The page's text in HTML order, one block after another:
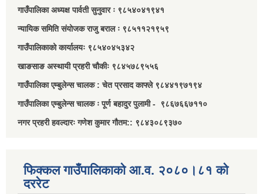
गाउँपालिका अध्यक्ष पार्वती सुनुवार ः ९८५४०४१९४१
न्यायिक समिति संयोजक राजु बराल ः ९८५११२१९५९
गाउँपालिकाको कार्यालयः ९८५४०४५३४२
खाङसाङ अस्थायी प्रहरी चौकीः ९८४५७८९५५६
गाउँपालिका एम्बुलेन्स चालक : चेत प्रसाद काफ्ले ९८४४१९७१९४
गाउँपालिका एम्बुलेन्स चालक ः पूर्ण बहादुर पुलामी - ९८६७६६७११०
नगर प्रहरी हवल्दारः गणेश कुमार गौतम:: ९८४३०८९३७०
फिक्कल गाउँपालिकाको आ.व. २०८०।८१ को
दररेट